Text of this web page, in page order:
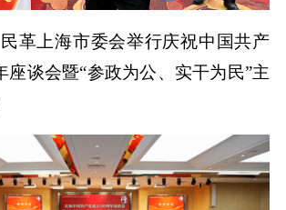
民革上海市委会举行庆祝中国共产
座谈会暨“参政为公、实干为民”主